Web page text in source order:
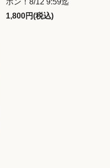
ポン！8/12 9:59迄
1,800円(税込)